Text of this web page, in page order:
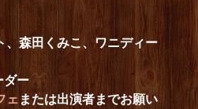
、森田くみこ、ワニディー
ダー
ェまたは出演者までお願い